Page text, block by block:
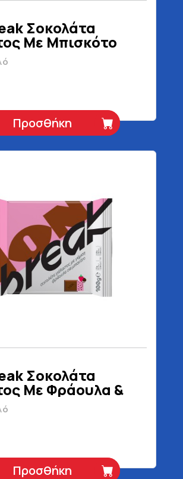
Σοκολάτα
Με Μπισκότο
100 gr
Προσθήκη
Σοκολάτα
Με Φράουλα &
100 gr
Προσθήκη